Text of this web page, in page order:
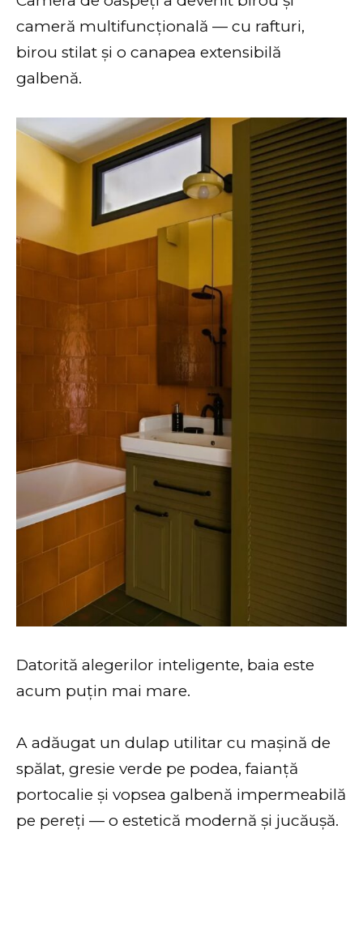
cameră multifuncțională — cu rafturi,
birou stilat și o canapea extensibilă
galbenă.
Datorită alegerilor inteligente, baia este
acum puțin mai mare.
A adăugat un dulap utilitar cu mașină de
spălat, gresie verde pe podea, faianță
portocalie și vopsea galbenă impermeabilă
pe pereți — o estetică modernă și jucăușă.